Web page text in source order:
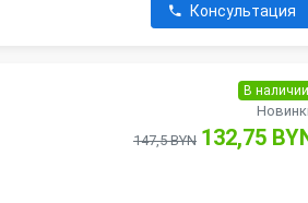
Консультация
В наличии
147,5 BYN 132,75